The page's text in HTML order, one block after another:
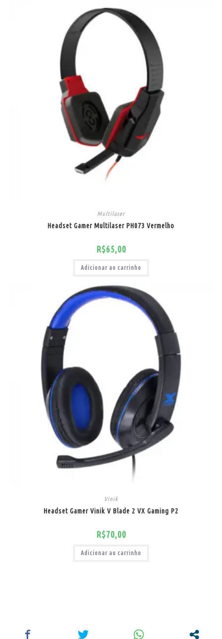
Multilaser
Headset Gamer Multilaser PH073 Vermelho
R$65,00
Adicionar ao carrinho
Vinik
Headset Gamer Vinik V Blade 2 VX Gaming P2
R$70,00
Adicionar ao carrinho